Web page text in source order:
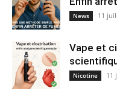
News 11
Vape et
Nicotine 11